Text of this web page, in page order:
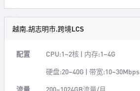
越南.胡志明市.跨境LCS
配置
CPU:1~2核 | 内存:1~4G
硬盘:20~40G | 带宽:10~30Mbps
流量
200~1024GB流量/月